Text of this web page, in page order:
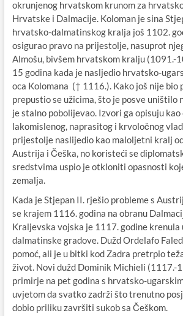
okrunjenog hrvatskom krunom za
Hrvatske i Dalmacije. Koloman je sina
hrvatsko-dalmatinskog kralja još 1102.
osigurao pravo na prijestolje, nasuprot
Almošu, bivšem hrvatskom kralju (1091.-
15 godina kada je nasljedio hrvatsko-
oca Kolomana († 1116.). Kako još nije bio
prepustio se užicima, što je posve uništilo
je stalno pobolijevao. Izvori ga opisuju
lakomislenog, naprasitog i krvoločnog
prijestolje naslijedio kao maloljetni kralj
Austrija i Češka, no koristeći se
sredstvima uspio je otkloniti opasnosti
zemalja.
Kada je Stjepan II. rješio probleme s
se krajem 1116. godina na obranu
Kraljevska vojska je 1117. godine krenula
dalmatinske gradove. Dužd Ordelafo
pomoć, ali je u bitki kod Zadra pretrpio
život. Novi dužd Dominik Michieli (1117.-
primirje na pet godina s hrvatsko-
uvjetom da svatko zadrži što trenutno
dobio priliku završiti sukob sa Češkom.